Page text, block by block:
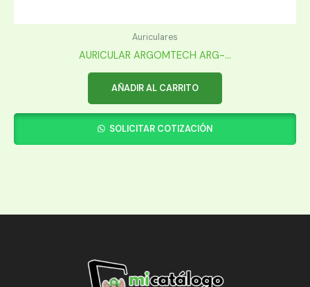
Auriculares
AURICULAR ARGOMTECH ARG-...
AÑADIR AL CARRITO
SOLICITAR COTIZACIÓN